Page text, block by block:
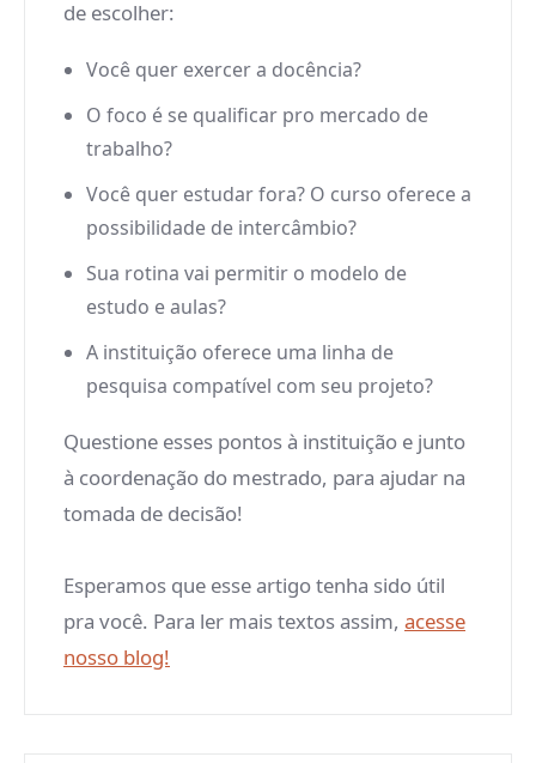
de escolher:
Você quer exercer a docência?
O foco é se qualificar pro mercado de
trabalho?
Você quer estudar fora? O curso oferece a
possibilidade de intercâmbio?
Sua rotina vai permitir o modelo de
estudo e aulas?
A instituição oferece uma linha de
pesquisa compatível com seu projeto?
Questione esses pontos à instituição e junto
à coordenação do mestrado, para ajudar na
tomada de decisão!
Esperamos que esse artigo tenha sido útil
pra você. Para ler mais textos assim, acesse
nosso blog!